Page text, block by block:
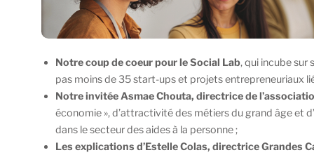
Notre coup de coeur pour le Social Lab, qui incube sur
pas moins de 35 start-ups et projets entrepreneuriaux
Notre invitée Asmae Chouta, directrice de
économie », d’attractivité des métiers du grand âge et
dans le secteur des aides à la personne ;
Les explications d’Estelle Colas, directrice Grandes